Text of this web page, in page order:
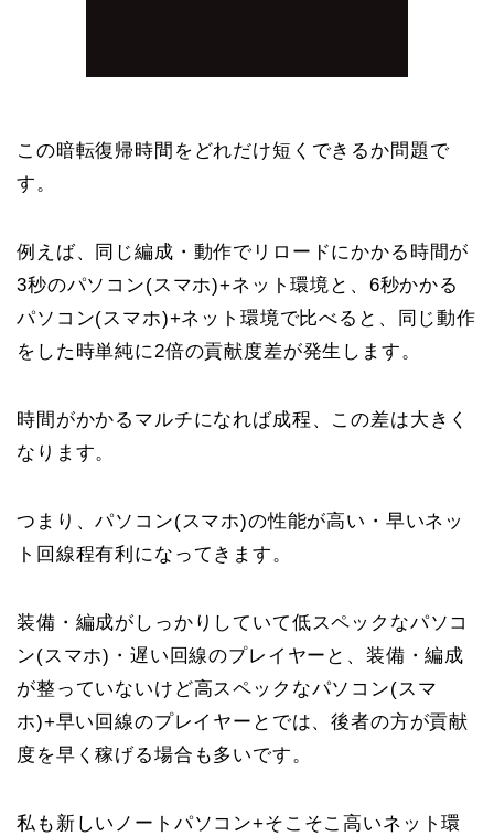
この暗転復帰時間をどれだけ短くできるか問題で
す。
例えば、同じ編成・動作でリロードにかかる時間が
3秒のパソコン(スマホ)+ネット環境と、6秒かかる
パソコン(スマホ)+ネット環境で比べると、同じ動作
をした時単純に2倍の貢献度差が発生します。
時間がかかるマルチになれば成程、この差は大きく
なります。
つまり、パソコン(スマホ)の性能が高い・早いネッ
ト回線程有利になってきます。
装備・編成がしっかりしていて低スペックなパソコ
ン(スマホ)・遅い回線のプレイヤーと、装備・編成
が整っていないけど高スペックなパソコン(スマ
ホ)+早い回線のプレイヤーとでは、後者の方が貢献
度を早く稼げる場合も多いです。
私も新しいノートパソコン+そこそこ高いネット環